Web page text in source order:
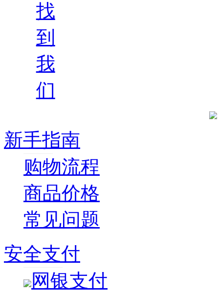
找
到
我
们
新手指南
购物流程
商品价格
常见问题
安全支付
网银支付